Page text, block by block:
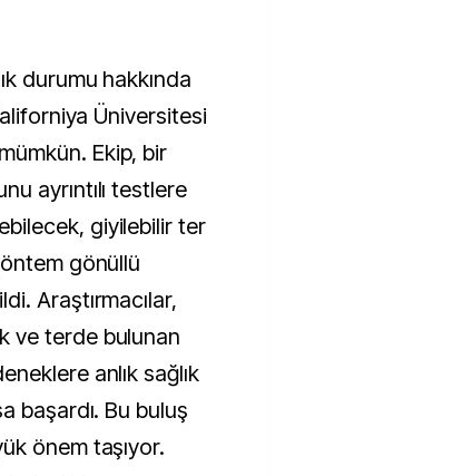
durumu hakkında
Üniversitesi
Ekip, bir
ayrıntılı testlere
giyilebilir ter
gönüllü
Araştırmacılar,
ve terde bulunan
anlık sağlık
başardı. Bu buluş
önem taşıyor.